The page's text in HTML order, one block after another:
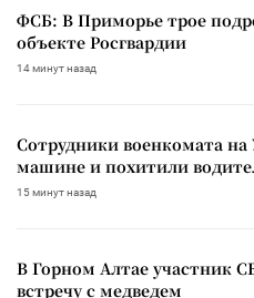
ФСБ: В Приморье трое
объекте Росгвардии
14 минут назад
Сотрудники военкомата
машине и похитили
15 минут назад
В Горном Алтае участник
встречу с медведем